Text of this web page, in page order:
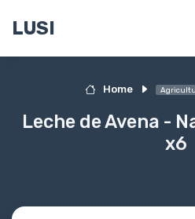
LUSI
Home
Leche de Avena -
x6